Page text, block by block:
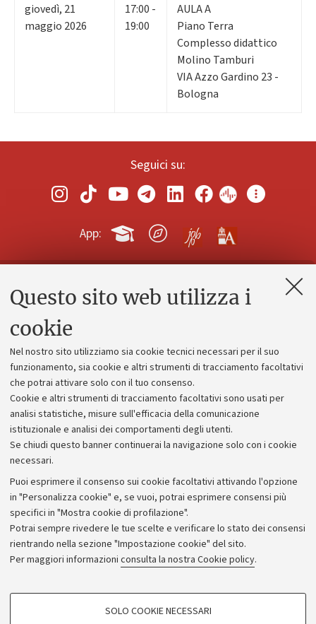
Questo sito web utilizza i
cookie
Nel nostro sito utilizziamo sia cookie tecnici necessari per il suo
funzionamento, sia cookie e altri strumenti di tracciamento facoltativi
che potrai attivare solo con il tuo consenso.
Cookie e altri strumenti di tracciamento facoltativi sono usati per
analisi statistiche, misure sull'efficacia della comunicazione
istituzionale e analisi dei comportamenti degli utenti.
Se chiudi questo banner continuerai la navigazione solo con i cookie
necessari.
Puoi esprimere il consenso sui cookie facoltativi attivando l'opzione
in "Personalizza cookie" e, se vuoi, potrai esprimere consensi più
specifici in "Mostra cookie di profilazione".
Potrai sempre rivedere le tue scelte e verificare lo stato dei consensi
rientrando nella sezione "Impostazione cookie" del sito.
Per maggiori informazioni consulta la nostra Cookie policy.
COOKIE DI PROFILAZIONE - FACOLTATIVI
SOLO COOKIE NECESSARI
giovedì, 21
maggio 2026
17:00 -
19:00
AULA A
Piano Terra
Complesso didattico
Molino Tamburi
VIA Azzo Gardino 23 -
Bologna
Seguici su:
App:
Contatti e PEC
Alumni community
Piano strategico
Bilanci
Donazioni e 5x1000
Merchandising - UniboStore
Bandi, gare e concorsi
Albo online
Amministrazione trasparente
Atti di notifica
Informazioni sul sito e accessibilità
Dichiarazione di accessibilità
Privacy e note legali